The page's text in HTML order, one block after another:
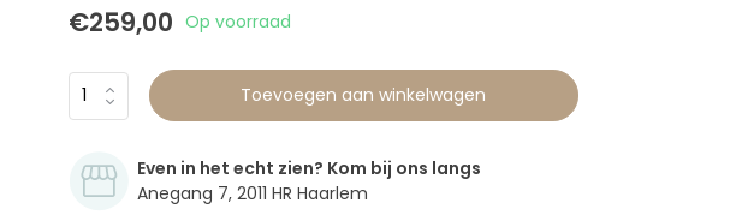
€259,00 Op voorraad
Toevoegen aan winkelwagen
Even in het echt zien? Kom bij ons langs
Anegang 7, 2011 HR Haarlem